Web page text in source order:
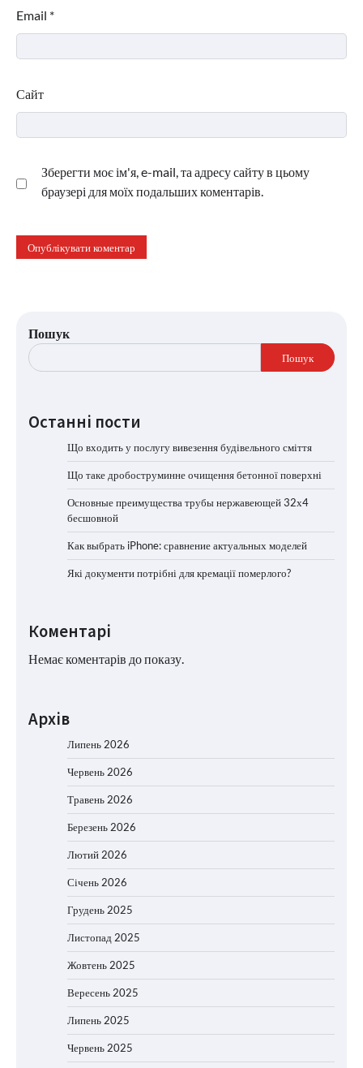
Email *
Сайт
Зберегти моє ім'я, e-mail, та адресу сайту в цьому
браузері для моїх подальших коментарів.
Пошук
Пошук
Останні пости
Що входить у послугу вивезення будівельного сміття
Що таке дробоструминне очищення бетонної поверхні
Основные преимущества трубы нержавеющей 32х4
бесшовной
Как выбрать iPhone: сравнение актуальных моделей
Які документи потрібні для кремації померлого?
Коментарі
Немає коментарів до показу.
Архів
Липень 2026
Червень 2026
Травень 2026
Березень 2026
Лютий 2026
Січень 2026
Грудень 2025
Листопад 2025
Жовтень 2025
Вересень 2025
Липень 2025
Червень 2025